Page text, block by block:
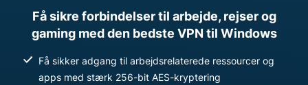
Få sikre forbindelser til arbejde, rejser og
gaming med den bedste VPN til Windows
Få sikker adgang til arbejdsrelaterede ressourcer og
apps med stærk 256-bit AES-kryptering